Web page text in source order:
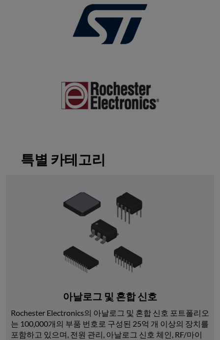
특별 카테고리
아날로그 및 혼합 신호
Rochester Electronics의 아날로그 및 혼합 신호 포트폴리오
는 100,000개의 부품 번호로 구성된 25억 개 이상의 장치를
포함하고 있으며, 전원 관리, 아날로그 신호 체인, RF/마이